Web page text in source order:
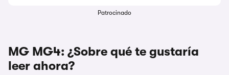
Patrocinado
MG MG4: ¿Sobre qué te gustaría
leer ahora?